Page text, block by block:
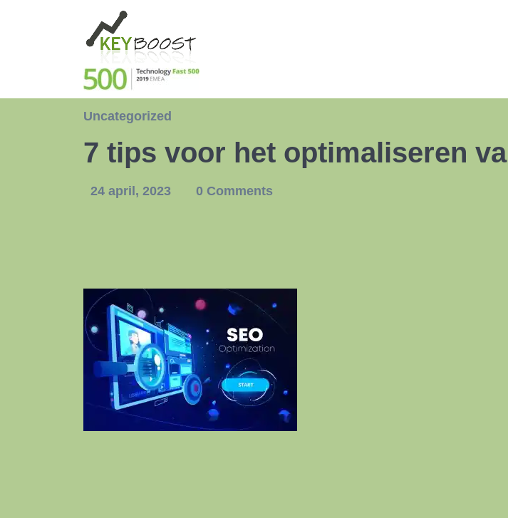
Uncategorized
7 tips voor het optimaliseren
24 april, 2023 0 Comments